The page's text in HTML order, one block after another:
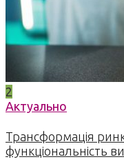
2
Актуально
Трансформація
функціональність